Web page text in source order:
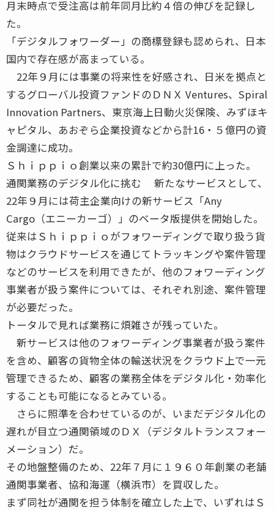
月末時点で受注高は前年同月比約４倍の伸びを記録し
た。
「デジタルフォワーダー」の商標登録も認められ、日本
国内で存在感が高まっている。
22年９月には事業の将来性を好感され、日米を拠点と
するグローバル投資ファンドのＤＮＸ Ventures、Spiral
Innovation Partners、東京海上日動火災保険、みずほキ
ャピタル、あおぞら企業投資などから計16・５億円の資
金調達に成功。
Ｓｈｉｐｐｉｏ創業以来の累計で約30億円に上った。
通関業務のデジタル化に挑む 新たなサービスとして、
22年９月には荷主企業向けの新サービス「Any
Cargo（エニーカーゴ）」のベータ版提供を開始した。
従来はＳｈｉｐｐｉｏがフォワーディングで取り扱う貨
物はクラウドサービスを通じてトラッキングや案件管理
などのサービスを利用できたが、他のフォワーディング
事業者が扱う案件については、それぞれ別途、案件管理
が必要だった。
トータルで見れば業務に煩雑さが残っていた。
新サービスは他のフォワーディング事業者が扱う案件
を含め、顧客の貨物全体の輸送状況をクラウド上で一元
管理できるため、顧客の業務全体をデジタル化・効率化
することも可能になるとみている。
さらに照準を合わせているのが、いまだデジタル化の
遅れが目立つ通関領域のＤＸ（デジタルトランスフォー
メーション）だ。
その地盤整備のため、22年７月に１９６０年創業の老舗
通関事業者、協和海運（横浜市）を買収した。
まず同社が通関を担う体制を確立した上で、いずれはＳ